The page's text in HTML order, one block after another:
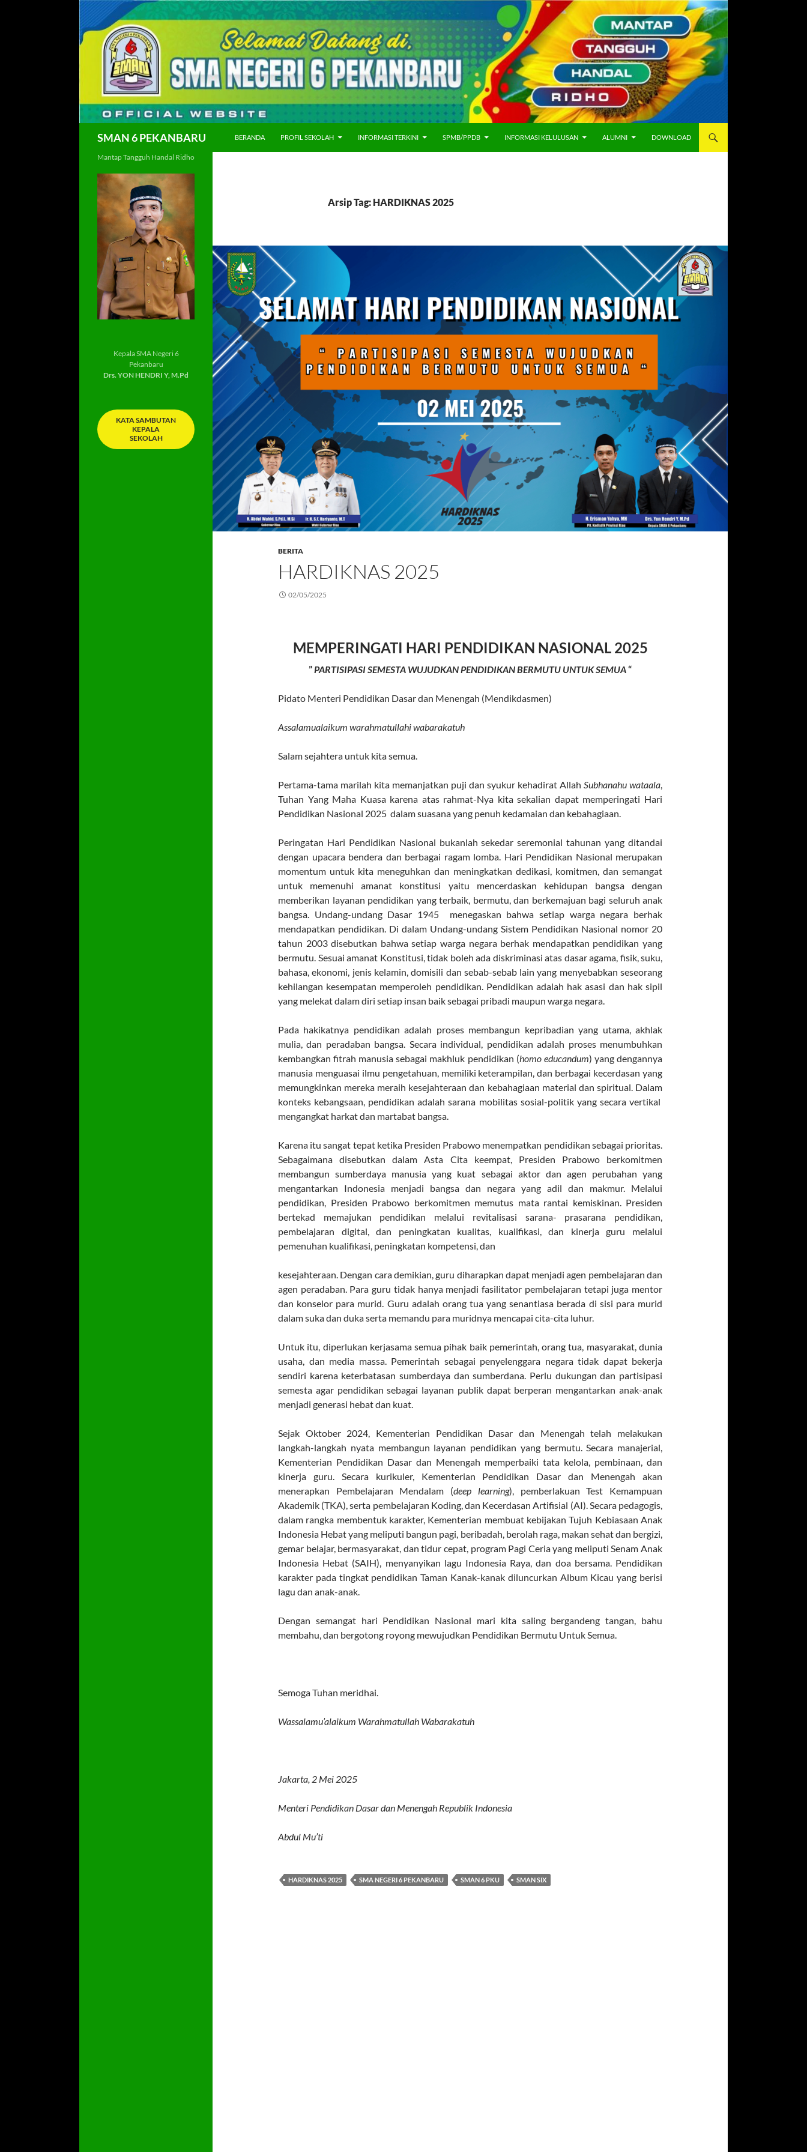
SMAN 6 PEKANBARU BERANDA PROFIL SEKOLAH INFORMASI TERKINI SPMB/PPDB INFORMASI KELULUSAN ALUMNI DOWNLOAD
Arsip Tag: HARDIKNAS 2025
BERITA
HARDIKNAS 2025
02/05/2025
MEMPERINGATI HARI PENDIDIKAN NASIONAL 2025
”PARTISIPASI SEMESTA WUJUDKAN PENDIDIKAN BERMUTU UNTUK SEMUA“
Pidato Menteri Pendidikan Dasar dan Menengah (Mendikdasmen)
Assalamualaikum warahmatullahi wabarakatuh
Salam sejahtera untuk kita semua.
Pertama-tama marilah kita memanjatkan puji dan syukur kehadirat Allah Subhanahu wataala,
Tuhan Yang Maha Kuasa karena atas rahmat-Nya kita sekalian dapat memperingati Hari
Pendidikan Nasional 2025 dalam suasana yang penuh kedamaian dan kebahagiaan.
Peringatan Hari Pendidikan Nasional bukanlah sekedar seremonial tahunan yang ditandai
dengan upacara bendera dan berbagai ragam lomba. Hari Pendidikan Nasional merupakan
momentum untuk kita meneguhkan dan meningkatkan dedikasi, komitmen, dan semangat
untuk memenuhi amanat konstitusi yaitu mencerdaskan kehidupan bangsa dengan
memberikan layanan pendidikan yang terbaik, bermutu, dan berkemajuan bagi seluruh anak
bangsa. Undang-undang Dasar 1945 menegaskan bahwa setiap warga negara berhak
mendapatkan pendidikan. Di dalam Undang-undang Sistem Pendidikan Nasional nomor 20
tahun 2003 disebutkan bahwa setiap warga negara berhak mendapatkan pendidikan yang
bermutu. Sesuai amanat Konstitusi, tidak boleh ada diskriminasi atas dasar agama, fisik, suku,
bahasa, ekonomi, jenis kelamin, domisili dan sebab-sebab lain yang menyebabkan seseorang
kehilangan kesempatan memperoleh pendidikan. Pendidikan adalah hak asasi dan hak sipil
yang melekat dalam diri setiap insan baik sebagai pribadi maupun warga negara.
Pada hakikatnya pendidikan adalah proses membangun kepribadian yang utama, akhlak
mulia, dan peradaban bangsa. Secara individual, pendidikan adalah proses menumbuhkan
kembangkan fitrah manusia sebagai makhluk pendidikan (homo educandum) yang dengannya
manusia menguasai ilmu pengetahuan, memiliki keterampilan, dan berbagai kecerdasan yang
memungkinkan mereka meraih kesejahteraan dan kebahagiaan material dan spiritual. Dalam
konteks kebangsaan, pendidikan adalah sarana mobilitas sosial-politik yang secara vertikal
mengangkat harkat dan martabat bangsa.
Karena itu sangat tepat ketika Presiden Prabowo menempatkan pendidikan sebagai prioritas.
Sebagaimana disebutkan dalam Asta Cita keempat, Presiden Prabowo berkomitmen
membangun sumberdaya manusia yang kuat sebagai aktor dan agen perubahan yang
mengantarkan Indonesia menjadi bangsa dan negara yang adil dan makmur. Melalui
pendidikan, Presiden Prabowo berkomitmen memutus mata rantai kemiskinan. Presiden
bertekad memajukan pendidikan melalui revitalisasi sarana- prasarana pendidikan,
pembelajaran digital, dan peningkatan kualitas, kualifikasi, dan kinerja guru melalui
pemenuhan kualifikasi, peningkatan kompetensi, dan
kesejahteraan. Dengan cara demikian, guru diharapkan dapat menjadi agen pembelajaran dan
agen peradaban. Para guru tidak hanya menjadi fasilitator pembelajaran tetapi juga mentor
dan konselor para murid. Guru adalah orang tua yang senantiasa berada di sisi para murid
dalam suka dan duka serta memandu para muridnya mencapai cita-cita luhur.
Untuk itu, diperlukan kerjasama semua pihak baik pemerintah, orang tua, masyarakat, dunia
usaha, dan media massa. Pemerintah sebagai penyelenggara negara tidak dapat bekerja
sendiri karena keterbatasan sumberdaya dan sumberdana. Perlu dukungan dan partisipasi
semesta agar pendidikan sebagai layanan publik dapat berperan mengantarkan anak-anak
menjadi generasi hebat dan kuat.
Sejak Oktober 2024, Kementerian Pendidikan Dasar dan Menengah telah melakukan
langkah-langkah nyata membangun layanan pendidikan yang bermutu. Secara manajerial,
Kementerian Pendidikan Dasar dan Menengah memperbaiki tata kelola, pembinaan, dan
kinerja guru. Secara kurikuler, Kementerian Pendidikan Dasar dan Menengah akan
menerapkan Pembelajaran Mendalam (deep learning), pemberlakuan Test Kemampuan
Akademik (TKA), serta pembelajaran Koding, dan Kecerdasan Artifisial (AI). Secara pedagogis,
dalam rangka membentuk karakter, Kementerian membuat kebijakan Tujuh Kebiasaan Anak
Indonesia Hebat yang meliputi bangun pagi, beribadah, berolah raga, makan sehat dan bergizi,
gemar belajar, bermasyarakat, dan tidur cepat, program Pagi Ceria yang meliputi Senam Anak
Indonesia Hebat (SAIH), menyanyikan lagu Indonesia Raya, dan doa bersama. Pendidikan
karakter pada tingkat pendidikan Taman Kanak-kanak diluncurkan Album Kicau yang berisi
lagu dan anak-anak.
Dengan semangat hari Pendidikan Nasional mari kita saling bergandeng tangan, bahu
membahu, dan bergotong royong mewujudkan Pendidikan Bermutu Untuk Semua.
Semoga Tuhan meridhai.
Wassalamu’alaikum Warahmatullah Wabarakatuh
Jakarta, 2 Mei 2025
Menteri Pendidikan Dasar dan Menengah Republik Indonesia
Abdul Mu’ti
HARDIKNAS 2025 SMA NEGERI 6 PEKANBARU SMAN 6 PKU SMAN SIX
Mantap Tangguh Handal Ridho
Kepala SMA Negeri 6
Pekanbaru
Drs. YON HENDRI Y, M.Pd
KATA SAMBUTAN
KEPALA
SEKOLAH